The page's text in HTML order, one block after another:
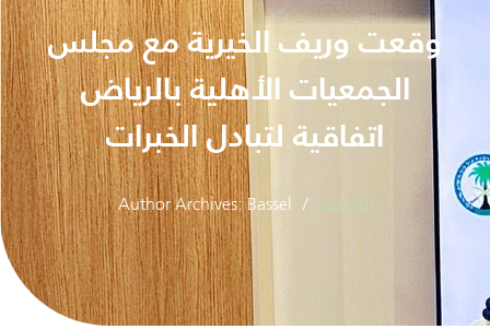
وقعت وريف الخيرية مع مجلس
الجمعيات الأهلية بالرياض
اتفاقية لتبادل الخبرات
الرئيسية Author Archives: Bassel